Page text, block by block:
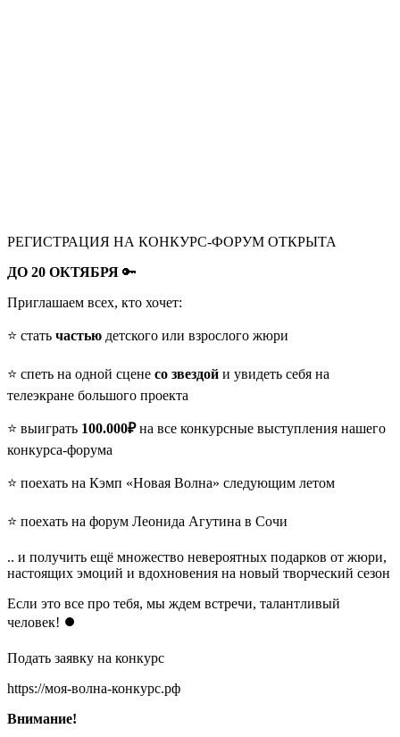
РЕГИСТРАЦИЯ НА КОНКУРС-ФОРУМ ОТКРЫТА
ДО 20 ОКТЯБРЯ 🔑
Приглашаем всех, кто хочет:
⭐️ стать частью детского или взрослого жюри
⭐️ спеть на одной сцене со звездой и увидеть себя на
телеэкране большого проекта
⭐️ выиграть 100.000₽на все конкурсные выступления нашего
конкурса-форума
⭐️ поехать на Кэмп «Новая Волна» следующим летом
⭐️ поехать на форум Леонида Агутина в Сочи
.. и получить ещё множество невероятных подарков от жюри,
настоящих эмоций и вдохновения на новый творческий сезон
Если это все про тебя, мы ждем встречи, талантливый
человек! ⏺
Подать заявку на конкурс
https://моя-волна-конкурс.рф
Внимание!